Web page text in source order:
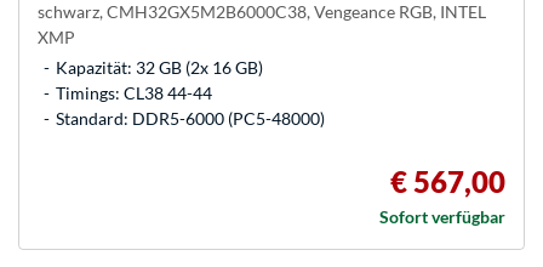
schwarz, CMH32GX5M2B6000C38, Vengeance RGB, INTEL
XMP
Kapazität: 32 GB (2x 16 GB)
Timings: CL38 44-44
Standard: DDR5-6000 (PC5-48000)
€ 567,00
Sofort verfügbar